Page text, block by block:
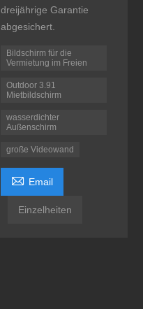
dreijährige Garantie
abgesichert.
Bildschirm für die
Vermietung im Freien
Outdoor 3.91
Mietbildschirm
wasserdichter
Außenschirm
große Videowand
 Email
Einzelheiten